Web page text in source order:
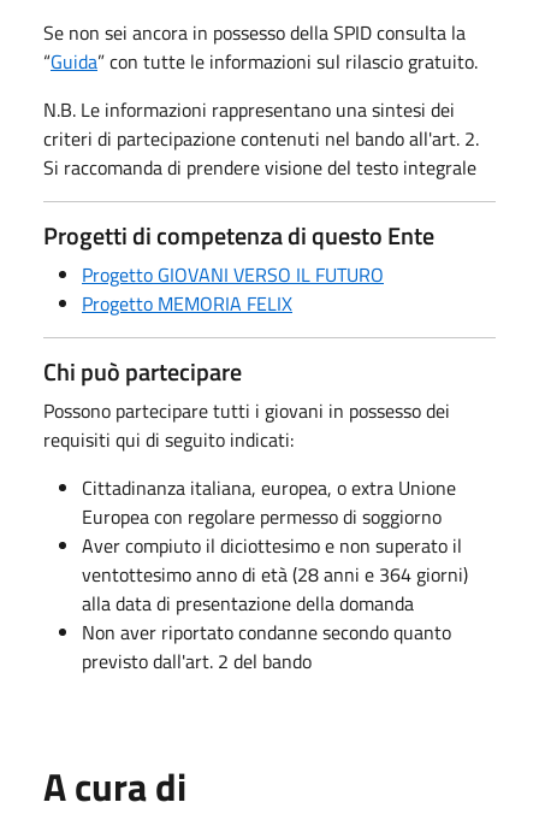
Se non sei ancora in possesso della SPID consulta la
“Guida” con tutte le informazioni sul rilascio gratuito.
N.B. Le informazioni rappresentano una sintesi dei
criteri di partecipazione contenuti nel bando all'art. 2.
Si raccomanda di prendere visione del testo integrale
Progetti di competenza di questo Ente
Progetto GIOVANI VERSO IL FUTURO
Progetto MEMORIA FELIX
Chi può partecipare
Possono partecipare tutti i giovani in possesso dei
requisiti qui di seguito indicati:
Cittadinanza italiana, europea, o extra Unione
Europea con regolare permesso di soggiorno
Aver compiuto il diciottesimo e non superato il
ventottesimo anno di età (28 anni e 364 giorni)
alla data di presentazione della domanda
Non aver riportato condanne secondo quanto
previsto dall'art. 2 del bando
A cura di